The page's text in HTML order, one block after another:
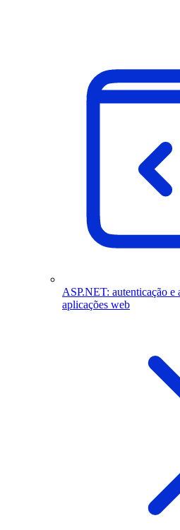
ASP.NET: autenticação e
aplicações web